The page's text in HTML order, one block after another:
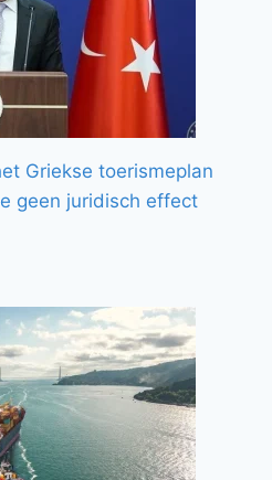
Griekse toerismeplan
geen juridisch effect